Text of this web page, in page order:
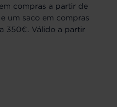
compras a partir de
um saco em compras
350€. Válido a partir